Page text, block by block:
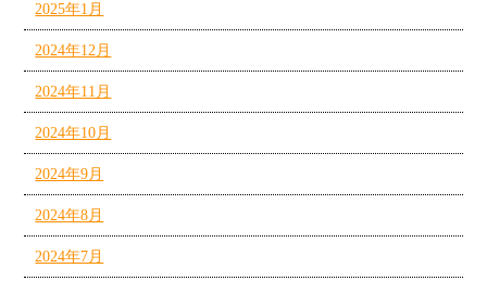
2025年1月
2024年12月
2024年11月
2024年10月
2024年9月
2024年8月
2024年7月